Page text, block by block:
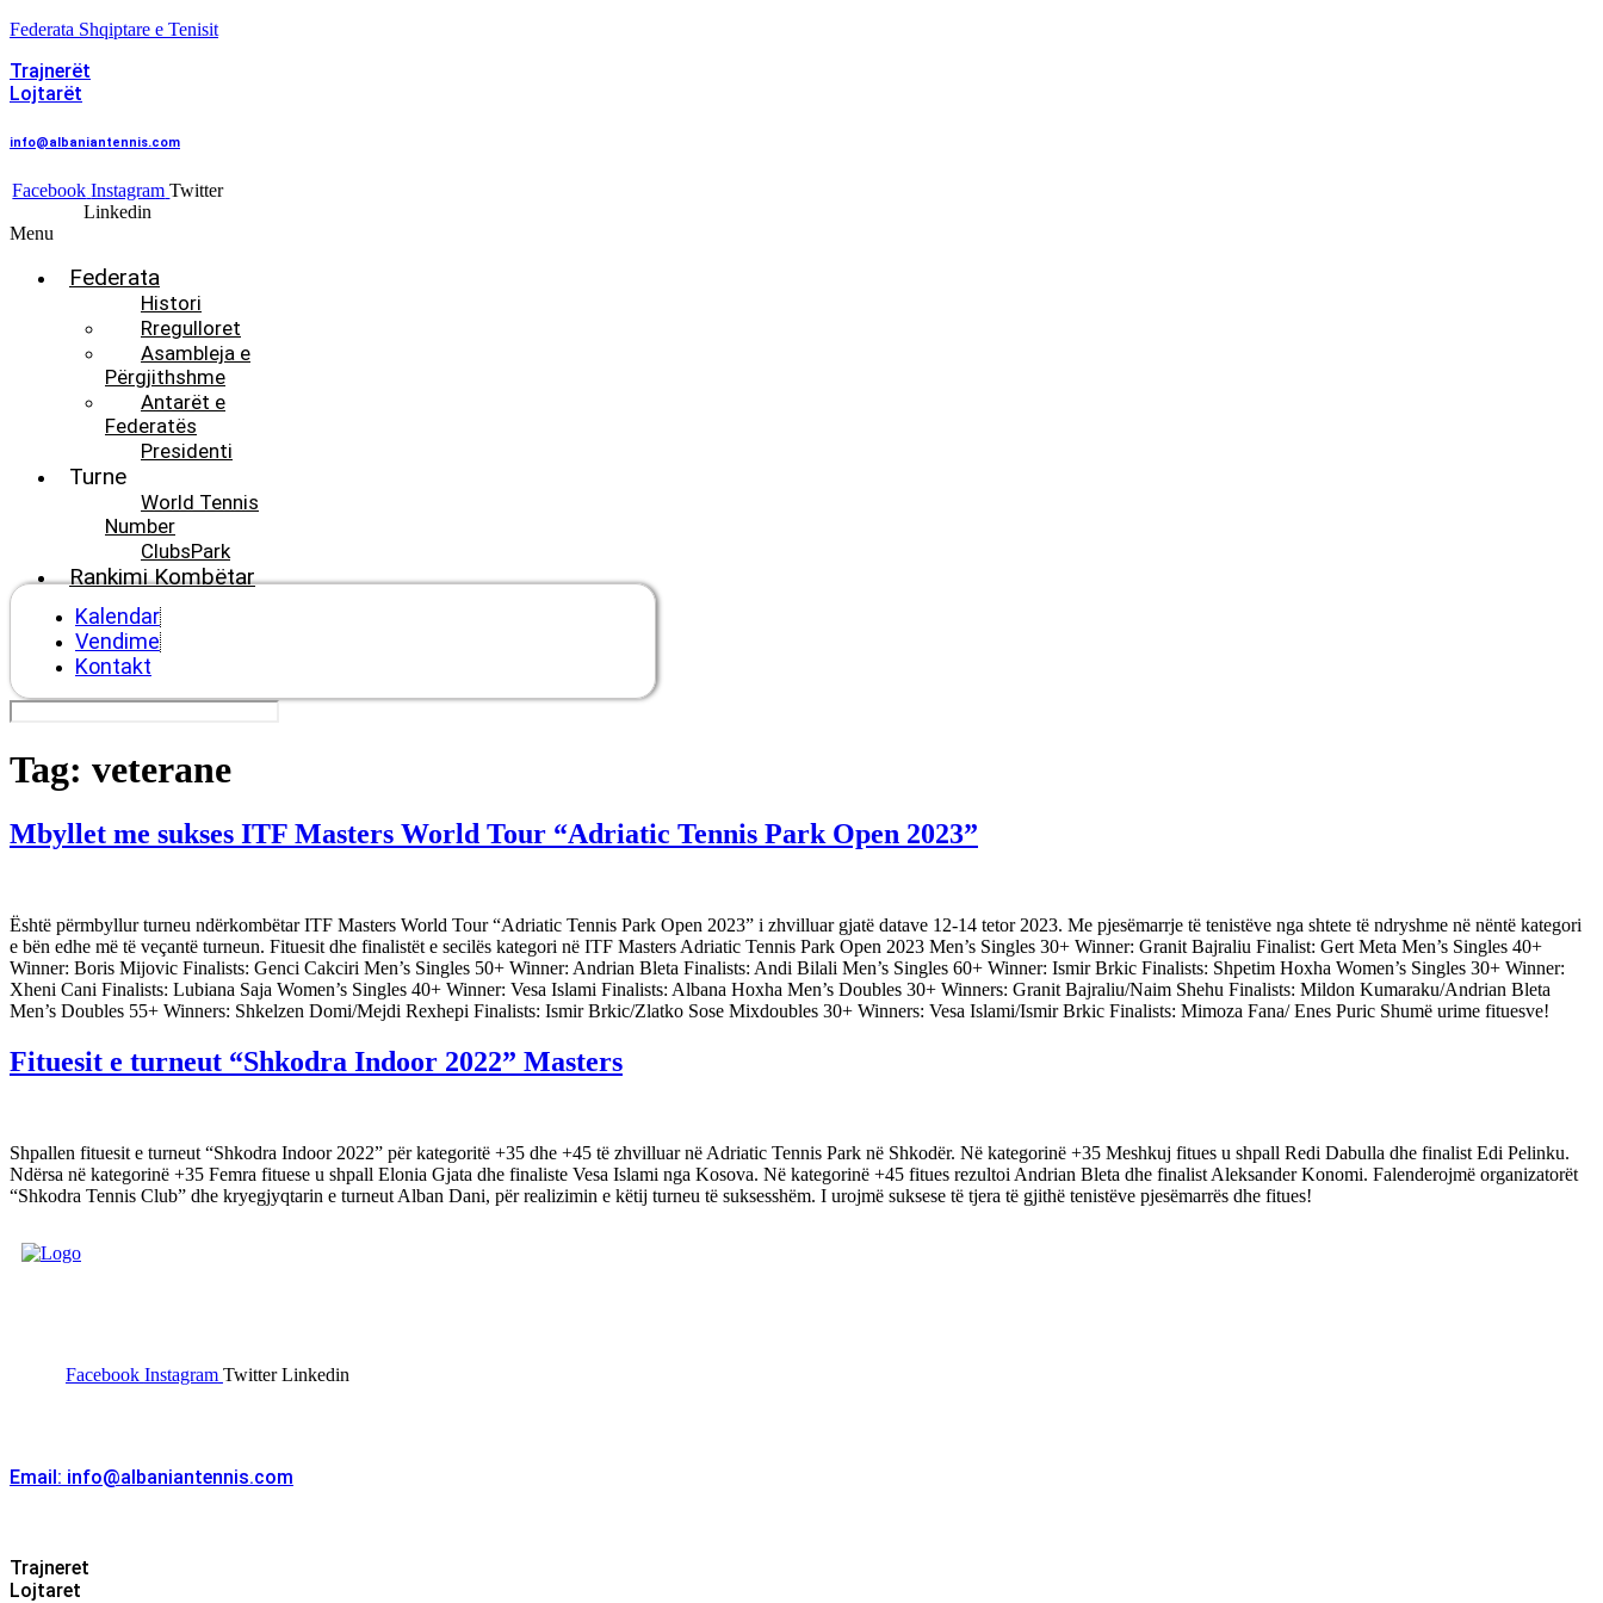
Federata Shqiptare e Tenisit
Trajnerët
Lojtarët
info@albaniantennis.com
Facebook Instagram Twitter
Linkedin
Menu
Federata
Histori
Rregulloret
Asambleja e
Përgjithshme
Antarët e
Federatës
Presidenti
Turne
World Tennis
Number
ClubsPark
Rankimi Kombëtar
Kalendar
Vendime
Kontakt
Tag: veterane
Mbyllet me sukses ITF Masters World Tour “Adriatic Tennis Park Open 2023”
Është përmbyllur turneu ndërkombëtar ITF Masters World Tour “Adriatic Tennis Park Open 2023” i zhvilluar gjatë datave 12-14 tetor 2023. Me pjesëmarrje të tenistëve nga shtete të ndryshme në nëntë kategori
e bën edhe më të veçantë turneun. Fituesit dhe finalistët e secilës kategori në ITF Masters Adriatic Tennis Park Open 2023 Men’s Singles 30+ Winner: Granit Bajraliu Finalist: Gert Meta Men’s Singles 40+
Winner: Boris Mijovic Finalists: Genci Cakciri Men’s Singles 50+ Winner: Andrian Bleta Finalists: Andi Bilali Men’s Singles 60+ Winner: Ismir Brkic Finalists: Shpetim Hoxha Women’s Singles 30+ Winner:
Xheni Cani Finalists: Lubiana Saja Women’s Singles 40+ Winner: Vesa Islami Finalists: Albana Hoxha Men’s Doubles 30+ Winners: Granit Bajraliu/Naim Shehu Finalists: Mildon Kumaraku/Andrian Bleta
Men’s Doubles 55+ Winners: Shkelzen Domi/Mejdi Rexhepi Finalists: Ismir Brkic/Zlatko Sose Mixdoubles 30+ Winners: Vesa Islami/Ismir Brkic Finalists: Mimoza Fana/ Enes Puric Shumë urime fituesve!
Fituesit e turneut “Shkodra Indoor 2022” Masters
Shpallen fituesit e turneut “Shkodra Indoor 2022” për kategoritë +35 dhe +45 të zhvilluar në Adriatic Tennis Park në Shkodër. Në kategorinë +35 Meshkuj fitues u shpall Redi Dabulla dhe finalist Edi Pelinku.
Ndërsa në kategorinë +35 Femra fituese u shpall Elonia Gjata dhe finaliste Vesa Islami nga Kosova. Në kategorinë +45 fitues rezultoi Andrian Bleta dhe finalist Aleksander Konomi. Falenderojmë organizatorët
“Shkodra Tennis Club” dhe kryegjyqtarin e turneut Alban Dani, për realizimin e këtij turneu të suksesshëm. I urojmë suksese të tjera të gjithë tenistëve pjesëmarrës dhe fitues!
Facebook Instagram Twitter Linkedin
Email: info@albaniantennis.com
Trajneret
Lojtaret